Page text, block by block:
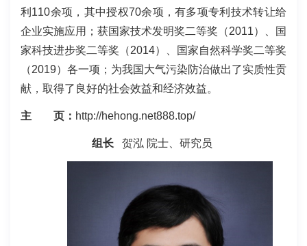
利 110余项，其中授权70余项，有多项专利技术转让给
企业实施应用；获国家技术发明奖二等奖（2011）、国
家科技进步奖二等奖（2014）、国家自然科学奖二等奖
（2019）各一项；为我国大气污染防治做出了实质性贡
献，取得了良好的社会效益和经济效益。
主 页： http://hehong.net888.top/
组长 贺泓 院士、研究员